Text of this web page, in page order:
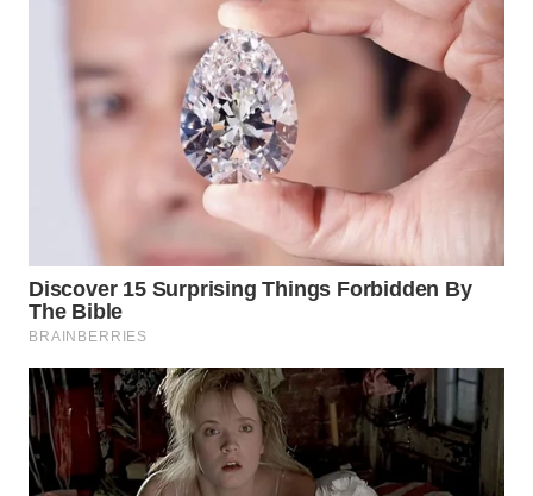
CIANJUR
TANGERANG
WN
BINJAI
WN
CIREBON